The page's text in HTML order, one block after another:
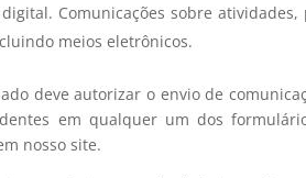
Comunicações sobre
meios eletrônicos.
deve autorizar o envio de
em qualquer um dos
nosso site.